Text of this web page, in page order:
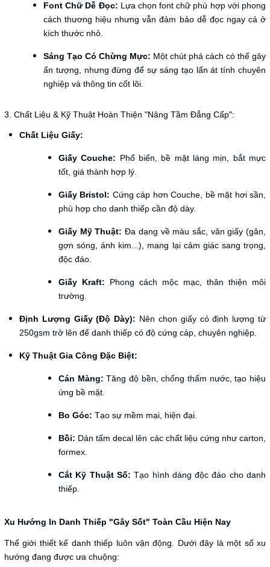
Font Chữ Dễ Đọc: Lựa chọn font chữ phù hợp với phong
cách thương hiệu nhưng vẫn đảm bảo dễ đọc ngay cả ở
kích thước nhỏ.
Sáng Tạo Có Chừng Mực: Một chút phá cách có thể gây
ấn tượng, nhưng đừng để sự sáng tạo lấn át tính chuyên
nghiệp và thông tin cốt lõi.
3. Chất Liệu & Kỹ Thuật Hoàn Thiện "Nâng Tầm Đẳng Cấp":
Chất Liệu Giấy:
Giấy Couche: Phổ biến, bề mặt láng mịn, bắt mực
tốt, giá thành hợp lý.
Giấy Bristol: Cứng cáp hơn Couche, bề mặt hơi sần,
phù hợp cho danh thiếp cần độ dày.
Giấy Mỹ Thuật: Đa dạng về màu sắc, vân giấy (gân,
gợn sóng, ánh kim...), mang lại cảm giác sang trọng,
độc đáo.
Giấy Kraft: Phong cách mộc mạc, thân thiện môi
trường.
Định Lượng Giấy (Độ Dày): Nên chọn giấy có định lượng từ
250gsm trở lên để danh thiếp có độ cứng cáp, chuyên nghiệp.
Kỹ Thuật Gia Công Đặc Biệt:
Cán Màng: Tăng độ bền, chống thấm nước, tạo hiệu
ứng bề mặt.
Bo Góc: Tạo sự mềm mại, hiện đại.
Bồi: Dán tấm decal lên các chất liệu cứng như carton,
formex.
Cắt Kỹ Thuật Số: Tạo hình dáng độc đáo cho danh
thiếp.
Xu Hướng In Danh Thiếp "Gây Sốt" Toàn Cầu Hiện Nay
Thế giới thiết kế danh thiếp luôn vận động. Dưới đây là một số xu
hướng đang được ưa chuộng: